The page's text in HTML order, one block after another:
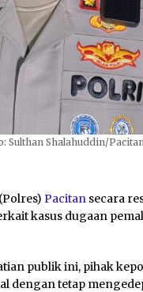
Sulthan Shalahuddin/
Pacitan secara
kasus dugaan
publik ini, pihak
dengan tetap